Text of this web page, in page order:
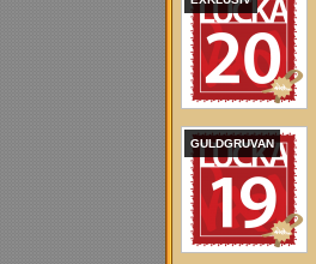
GULDGRUVAN